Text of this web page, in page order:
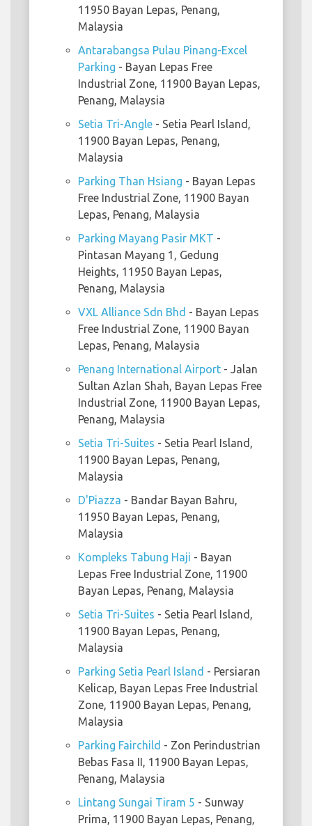
11950 Bayan Lepas, Penang,
Malaysia
Antarabangsa Pulau Pinang-Excel
Parking - Bayan Lepas Free
Industrial Zone, 11900 Bayan Lepas,
Penang, Malaysia
Setia Tri-Angle - Setia Pearl Island,
11900 Bayan Lepas, Penang,
Malaysia
Parking Than Hsiang - Bayan Lepas
Free Industrial Zone, 11900 Bayan
Lepas, Penang, Malaysia
Parking Mayang Pasir MKT -
Pintasan Mayang 1, Gedung
Heights, 11950 Bayan Lepas,
Penang, Malaysia
VXL Alliance Sdn Bhd - Bayan Lepas
Free Industrial Zone, 11900 Bayan
Lepas, Penang, Malaysia
Penang International Airport - Jalan
Sultan Azlan Shah, Bayan Lepas Free
Industrial Zone, 11900 Bayan Lepas,
Penang, Malaysia
Setia Tri-Suites - Setia Pearl Island,
11900 Bayan Lepas, Penang,
Malaysia
D'Piazza - Bandar Bayan Bahru,
11950 Bayan Lepas, Penang,
Malaysia
Kompleks Tabung Haji - Bayan
Lepas Free Industrial Zone, 11900
Bayan Lepas, Penang, Malaysia
Setia Tri-Suites - Setia Pearl Island,
11900 Bayan Lepas, Penang,
Malaysia
Parking Setia Pearl Island - Persiaran
Kelicap, Bayan Lepas Free Industrial
Zone, 11900 Bayan Lepas, Penang,
Malaysia
Parking Fairchild - Zon Perindustrian
Bebas Fasa II, 11900 Bayan Lepas,
Penang, Malaysia
Lintang Sungai Tiram 5 - Sunway
Prima, 11900 Bayan Lepas, Penang,